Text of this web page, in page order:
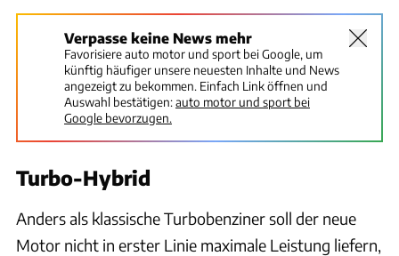
Verpasse keine News mehr
Favorisiere auto motor und sport bei Google, um
künftig häufiger unsere neuesten Inhalte und News
angezeigt zu bekommen. Einfach Link öffnen und
Auswahl bestätigen:auto motor und sport bei
Google bevorzugen.
Turbo-Hybrid
Anders als klassische Turbobenziner soll der neue
Motor nicht in erster Linie maximale Leistung liefern,